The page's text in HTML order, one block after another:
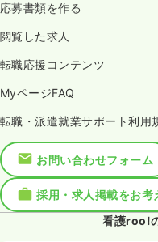
応募書類を作る
閲覧した求人
転職応援コンテンツ
MyページFAQ
転職・派遣就業サポート利用
お問い合わせフォーム
採用・求人掲載をお考
看護roo!